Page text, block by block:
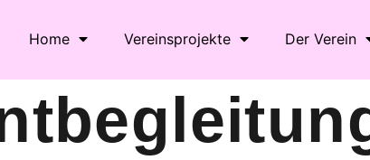
Home Vereinsprojekte Der Verein